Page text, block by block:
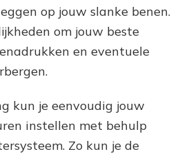
op jouw slanke benen.
om jouw beste
en eventuele
kun je eenvoudig jouw
instellen met behulp
Zo kun je de